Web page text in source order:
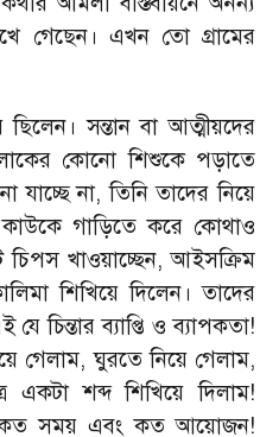
গেছেন। এখন তো গ্রামের
ছিলেন। সন্তান বা আত্মীয়দের
কোনো শিশুকে পড়াতে
যাচ্ছে না,তিনি তাদের নিয়ে
গাড়িতে করে কোথাও
খাওয়াচ্ছেন,আইসক্রিম
শিখিয়ে দিলেন। তাদের
চিন্তার ব্যাপ্তি ও ব্যাপকতা!
গেলাম,ঘুরতে নিয়ে গেলাম,
একটা শব্দ শিখিয়ে দিলাম!
কত সময় এবং কত আয়োজন!